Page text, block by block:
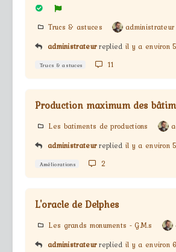
Trucs & astuces
administrateur
administrateur replied il y a environ
Trucs & astuces 11
Production maximum des
Les batiments de productions
administrateur replied il y a environ
Améliorations 2
L'oracle de Delphes
Les grands monuments - G.M.s
administrateur replied il y a environ